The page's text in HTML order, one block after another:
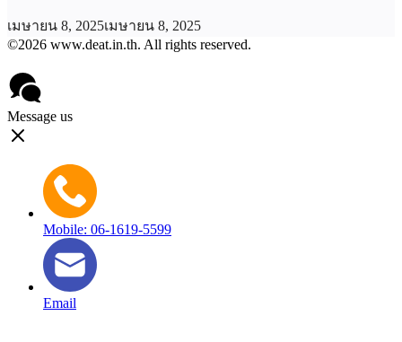
เมษายน 8, 2025เมษายน 8, 2025
©2026 www.deat.in.th. All rights reserved.
Message us
Mobile: 06-1619-5599
Email